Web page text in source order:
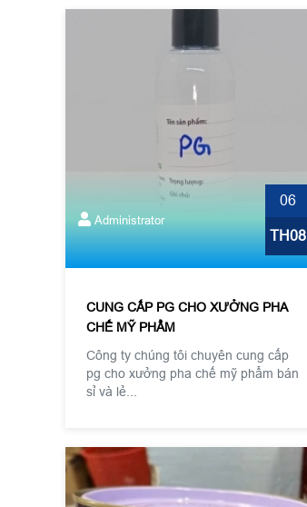
Administrator
06
TH08
CUNG CẤP PG CHO XƯỞNG PHA
CHẾ MỸ PHẨM
Công ty chúng tôi chuyên cung cấp
pg cho xưởng pha chế mỹ phẩm bán
sỉ và lẻ...